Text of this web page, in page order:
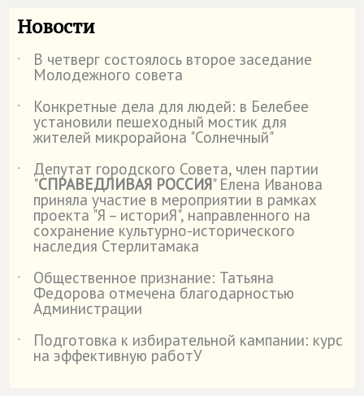
Новости
˙ В четверг состоялось второе заседание
Молодежного совета
˙
Конкретные дела для людей: в Белебее
установили пешеходный мостик для
жителей микрорайона "Солнечный"
˙
Депутат городского Совета, член партии
"СПРАВЕДЛИВАЯ РОССИЯ" Елена Иванова
приняла участие в мероприятии в рамках
проекта "Я – историЯ", направленного на
сохранение культурно-исторического
наследия Стерлитамака
˙
Общественное признание: Татьяна
Федорова отмечена благодарностью
Администрации
˙
Подготовка к избирательной кампании: курс
на эффективную работУ